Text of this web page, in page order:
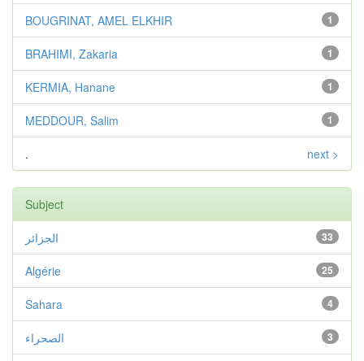
1
BOUGRINAT, AMEL ELKHIR
1
BRAHIMI, Zakaria
1
KERMIA, Hanane
1
MEDDOUR, Salim
. next >
Subject
33 الجزائر
25
Algérie
4
Sahara
3 الصحراء